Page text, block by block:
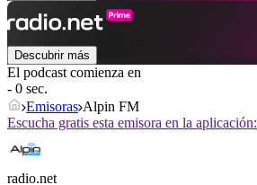
Descubrir más
El podcast comienza en
- 0 sec.
Emisoras Alpin FM
Escucha gratis esta emisora en la aplicación:
radio.net